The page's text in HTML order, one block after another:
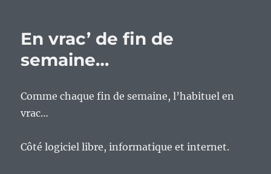
En vrac’ de fin de
semaine…
Comme chaque fin de semaine, l’habituel en
vrac…
Côté logiciel libre, informatique et internet.